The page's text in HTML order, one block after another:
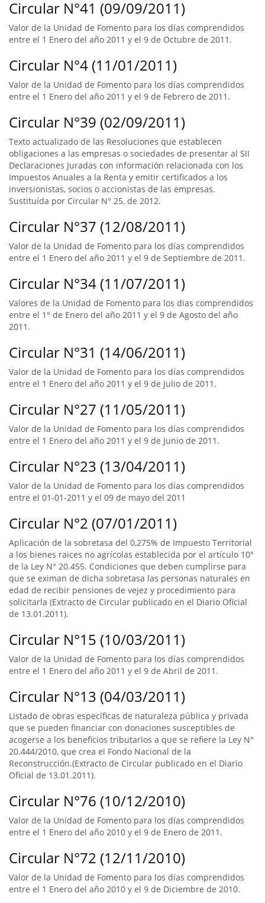
Circular N°41 (09/09/2011)
Valor de la Unidad de Fomento para los días comprendidos
entre el 1 Enero del año 2011 y el 9 de Octubre de 2011.
Circular N°4 (11/01/2011)
Valor de la Unidad de Fomento para los días comprendidos
entre el 1 Enero del año 2011 y el 9 de Febrero de 2011.
Circular N°39 (02/09/2011)
Texto actualizado de las Resoluciones que establecen
obligaciones a las empresas o sociedades de presentar al SII
Declaraciones Juradas con información relacionada con los
Impuestos Anuales a la Renta y emitir certificados a los
inversionistas, socios o accionistas de las empresas.
Sustituída por Circular N° 25, de 2012.
Circular N°37 (12/08/2011)
Valor de la Unidad de Fomento para los días comprendidos
entre el 1 Enero del año 2011 y el 9 de Septiembre de 2011.
Circular N°34 (11/07/2011)
Valores de la Unidad de Fomento para los dias comprendidos
entre el 1° de Enero del año 2011 y el 9 de Agosto del año
2011.
Circular N°31 (14/06/2011)
Valor de la Unidad de Fomento para los días comprendidos
entre el 1 Enero del año 2011 y el 9 de Julio de 2011.
Circular N°27 (11/05/2011)
Valor de la Unidad de Fomento para los días comprendidos
entre el 1 Enero del año 2011 y el 9 de Junio de 2011.
Circular N°23 (13/04/2011)
Valor de la Unidad de Fomento para los días comprendidos
entre el 01-01-2011 y el 09 de mayo del 2011
Circular N°2 (07/01/2011)
Aplicación de la sobretasa del 0,275% de Impuesto Territorial
a los bienes raices no agrícolas establecida por el artículo 10°
de la Ley N° 20.455. Condiciones que deben cumplirse para
que se eximan de dicha sobretasa las personas naturales en
edad de recibir pensiones de vejez y procedimiento para
solicitarla (Extracto de Circular publicado en el Diario Oficial
de 13.01.2011).
Circular N°15 (10/03/2011)
Valor de la Unidad de Fomento para los días comprendidos
entre el 1 Enero del año 2011 y el 9 de Abril de 2011.
Circular N°13 (04/03/2011)
Listado de obras específicas de naturaleza pública y privada
que se pueden financiar con donaciones susceptibles de
acogerse a los beneficios tributarios a que se refiere la Ley N°
20.444/2010, que crea el Fondo Nacional de la
Reconstrucción.(Extracto de Circular publicado en el Diario
Oficial de 13.01.2011).
Circular N°76 (10/12/2010)
Valor de la Unidad de Fomento para los días comprendidos
entre el 1 Enero del año 2010 y el 9 de Enero de 2011.
Circular N°72 (12/11/2010)
Valor de la Unidad de Fomento para los días comprendidos
entre el 1 Enero del año 2010 y el 9 de Diciembre de 2010.